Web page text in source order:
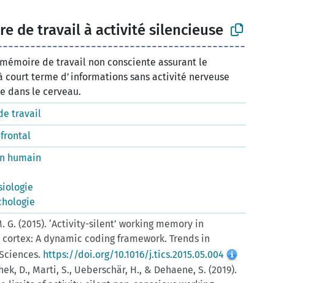
de travail à activité silencieuse
de travail non consciente assurant le
court terme d’informations sans activité nerveuse
dans le cerveau.
travail
humain
G. (2015). ‘Activity-silent’ working memory in
A dynamic coding framework. Trends in
https://doi.org/10.1016/j.tics.2015.05.004
D., Marti, S., Ueberschär, H., & Dehaene, S. (2019).